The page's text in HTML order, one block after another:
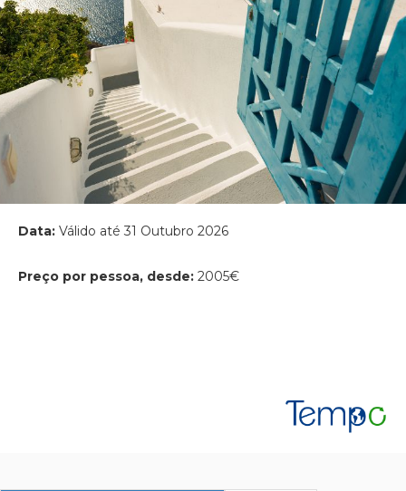
Data: Válido até 31 Outubro 2026
Preço por pessoa, desde: 2005€